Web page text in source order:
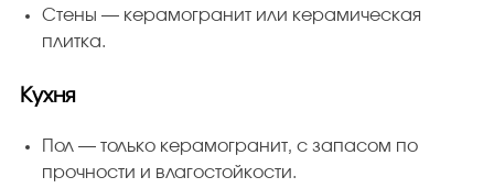
Стены — керамогранит или керамическая
плитка.
Кухня
Пол — только керамогранит, с запасом по
прочности и влагостойкости.